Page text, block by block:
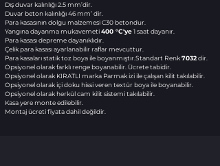
Dış duvar kalınlığı 2.5 mm’dir.
Duvar beton kalınlığı 46 mm’ dir.
Para kasasının dolgu malzemesi C30 betondur.
Yangına dayanma mukavemeti400 °C'ye1 saat dayanır.
Para kasası depreme dayanıklıdır.
Çelik para kasası ayarlanabilir raflar mevcuttur.
Para kasaları statik toz boya ile boyanmıştır.Standart Renk7032dir.
Opsiyonel olarak farklı renge boyanabilir. Ücrete tabidir.
Opsiyonel olarak KIRATLI marka Parmak izi ile çalışan kilit takılabilir.
Opsiyonel olarak içi doku hissi veren textür boya ile boyanabilir.
Opsiyonel olarak herkül cam kilit sistemi takılabilir.
Kasa yere monte edilebilir.
Montaj ücreti fiyata dahil değildir.